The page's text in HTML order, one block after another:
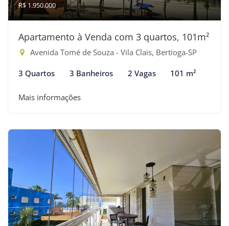
R$ 1.950.000
Apartamento à Venda com 3 quartos, 101m²
Avenida Tomé de Souza - Vila Clais, Bertioga-SP
3 Quartos 3 Banheiros 2 Vagas 101 m²
Mais informações